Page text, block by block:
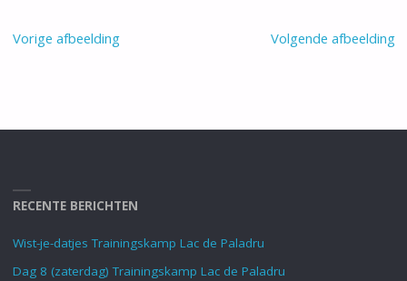
Vorige afbeelding Volgende afbeelding
RECENTE BERICHTEN
Wist-je-datjes Trainingskamp Lac de Paladru
Dag 8 (zaterdag) Trainingskamp Lac de Paladru